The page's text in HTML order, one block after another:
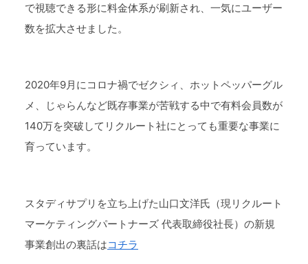
で視聴できる形に料金体系が刷新され、一気にユーザー
数を拡大させました。
2020年9月にコロナ禍でゼクシィ、ホットペッパーグル
メ、じゃらんなど既存事業が苦戦する中で有料会員数が
140万を突破してリクルート社にとっても重要な事業に
育っています。
スタディサプリを立ち上げた山口文洋氏（現リクルート
マーケティングパートナーズ 代表取締役社長）の新規
事業創出の裏話はコチラ